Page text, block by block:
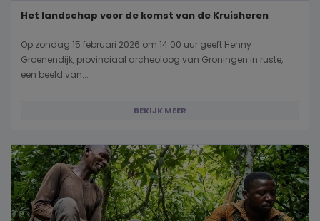
Het landschap voor de komst van de Kruisheren
Op zondag 15 februari 2026 om 14.00 uur geeft Henny
Groenendijk, provinciaal archeoloog van Groningen in ruste,
een beeld van...
BEKIJK MEER